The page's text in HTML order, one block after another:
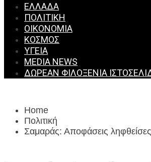
ΕΛΛΆΔΑ
ΠΟΛΙΤΙΚΉ
ΟΙΚΟΝΟΜΊΑ
ΚΌΣΜΟΣ
ΥΓΕΊΑ
MEDIA NEWS
ΔΩΡΕΆΝ ΦΙΛΟΞΕΝΊΑ
Home
Πολιτική
Σαμαράς: Αποφάσεις